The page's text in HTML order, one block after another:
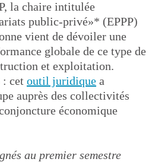
la chaire intitulée
public-privé»* (EPPP)
vient de dévoiler une
globale de ce type de
et exploitation.
: cet outil juridique a
auprès des collectivités
économique
au premier semestre